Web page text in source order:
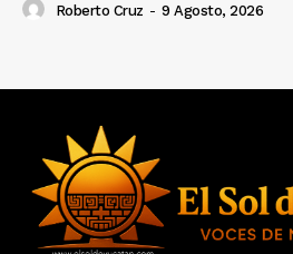
Roberto Cruz - 9 Agosto, 2026